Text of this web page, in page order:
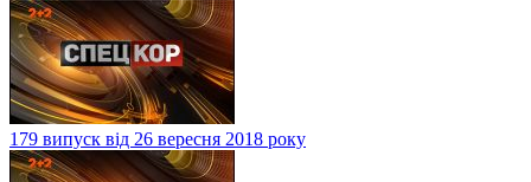
179 випуск від 26 вересня 2018 року